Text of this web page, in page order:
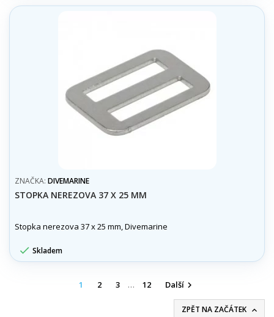
ZNAČKA: DIVEMARINE
STOPKA NEREZOVA 37 X 25 MM
Stopka nerezova 37 x 25 mm, Divemarine
 Skladem
1 2 3 … 12 Další 
ZPĚT NA ZAČÁTEK 